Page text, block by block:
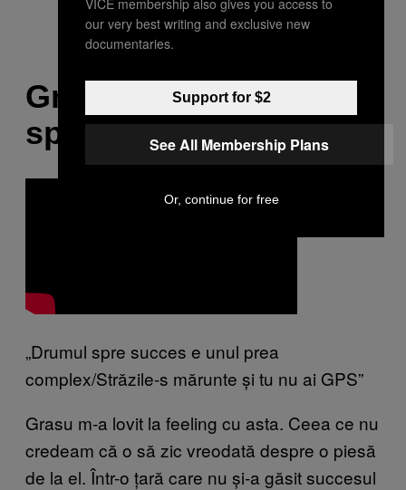
Grasu XXL – Drumul
spre Succes
„Drumul spre succes e unul prea
complex/Străzile-s mărunte și tu nu ai GPS”
Grasu m-a lovit la feeling cu asta. Ceea ce nu
credeam că o să zic vreodată despre o piesă
de la el. Într-o țară care nu și-a găsit succesul
our very best writing and exclusive new
documentaries.
Support for $2
See All Membership Plans
Or, continue for free